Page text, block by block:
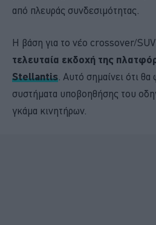
από πλευράς συνδεσιμότητας.
Η βάση για το νέο crossover/SUV
τελευταία εκδοχή της
Stellantis . Αυτό σημαίνει ότι
συστήματα υποβοηθήσης του
γκάμα κινητήρων.